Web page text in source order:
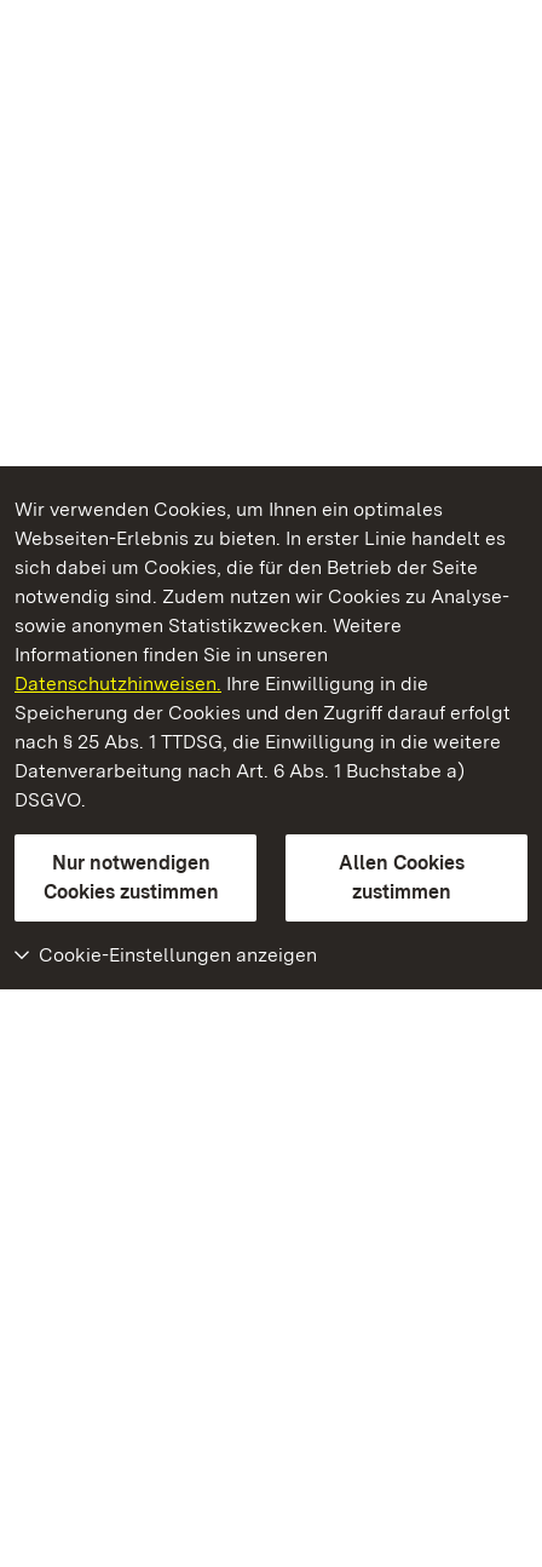
Wir verwenden Cookies, um Ihnen ein optimales
Webseiten-Erlebnis zu bieten. In erster Linie handelt es
sich dabei um Cookies, die für den Betrieb der Seite
notwendig sind. Zudem nutzen wir Cookies zu Analyse-
sowie anonymen Statistikzwecken. Weitere
Informationen finden Sie in unseren
Datenschutzhinweisen. Ihre Einwilligung in die
Speicherung der Cookies und den Zugriff darauf erfolgt
nach § 25 Abs. 1 TTDSG, die Einwilligung in die weitere
Datenverarbeitung nach Art. 6 Abs. 1 Buchstabe a)
DSGVO.
Nur notwendigen
Cookies zustimmen
Allen Cookies
zustimmen
Cookie-Einstellungen anzeigen
Kommen. Staunen. Genießen.
Staatliche Schlösser und Gärten Baden‑Württemberg
Staatliche Schlösser und Gärten Baden-Württemberg
Kontakt
GebärdenspracheLeichte Sprache
Erklärung zur Barrierefreiheit
BITV-konform (geprüfte Seiten)
Weiteres